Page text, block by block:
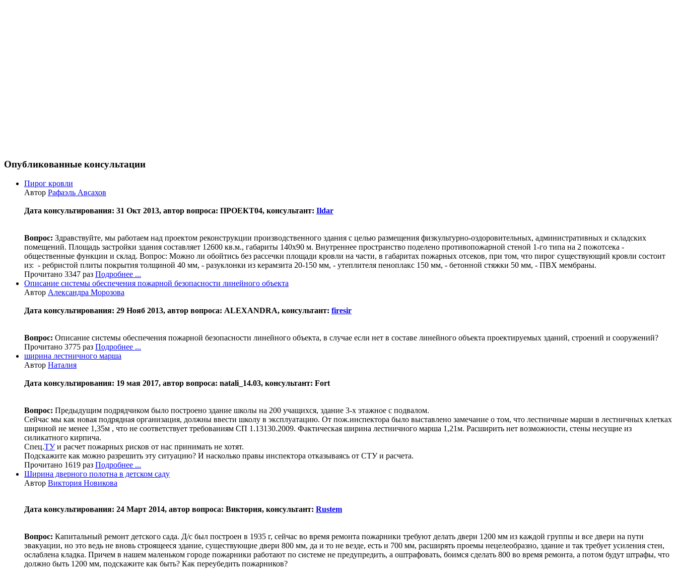
Опубликованные консультации
Пирог кровли
Автор Рафаэль Авсахов
Дата консультирования: 31 Окт 2013, автор вопроса: ПРОЕКТ04, консультант: Ildar
Вопрос: Здравствуйте, мы работаем над проектом реконструкции производственного здания с целью размещения физкультурно-оздоровительных, административных и складских
помещений. Площадь застройки здания составляет 12600 кв.м., габариты 140х90 м. Внутреннее пространство поделено противопожарной стеной 1-го типа на 2 пожотсека -
общественные функции и склад. Вопрос: Можно ли обойтись без рассечки площади кровли на части, в габаритах пожарных отсеков, при том, что пирог существующий кровли состоит
из: - ребристой плиты покрытия толщиной 40 мм, - разуклонки из керамзита 20-150 мм, - утеплителя пеноплакс 150 мм, - бетонной стяжки 50 мм, - ПВХ мембраны.
Прочитано 3347 раз Подробнее ...
Описание системы обеспечения пожарной безопасности линейного объекта
Автор Александра Морозова
Дата консультирования: 29 Нояб 2013, автор вопроса: ALEXANDRA, консультант: firesir
Вопрос: Описание системы обеспечения пожарной безопасности линейного объекта, в случае если нет в составе линейного объекта проектируемых зданий, строений и сооружений?
Прочитано 3775 раз Подробнее ...
ширина лестничного марша
Автор Наталия
Дата консультирования: 19 мая 2017, автор вопроса: natali_14.03, консультант: Fort
Вопрос: Предыдущим подрядчиком было построено здание школы на 200 учащихся, здание 3-х этажное с подвалом.
Сейчас мы как новая подрядная организация, должны ввести школу в эксплуатацию. От пож.инспектора было выставлено замечание о том, что лестничные марши в лестничных клетках
шириной не менее 1,35м , что не соответствует требованиям СП 1.13130.2009. Фактическая ширина лестничного марша 1,21м. Расширить нет возможности, стены несущие из
силикатного кирпича.
Спец.ТУи расчет пожарных рисков от нас принимать не хотят.
Подскажите как можно разрешить эту ситуацию? И насколько правы инспектора отказываясь от СТУ и расчета.
Прочитано 1619 раз Подробнее ...
Ширина дверного полотна в детском саду
Автор Виктория Новикова
Дата консультирования: 24 Март 2014, автор вопроса: Виктория, консультант: Rustem
Вопрос: Капитальный ремонт детского сада. Д/с был построен в 1935 г, сейчас во время ремонта пожарники требуют делать двери 1200 мм из каждой группы и все двери на пути
эвакуации, но это ведь не вновь строящееся здание, существующие двери 800 мм, да и то не везде, есть и 700 мм, расширять проемы нецелеобразно, здание и так требует усиления стен,
ослаблена кладка. Причем в нашем маленьком городе пожарники работают по системе не предупредить, а оштрафовать, боимся сделать 800 во время ремонта, а потом будут штрафы, что
должно быть 1200 мм, подскажите как быть? Как переубедить пожарников?